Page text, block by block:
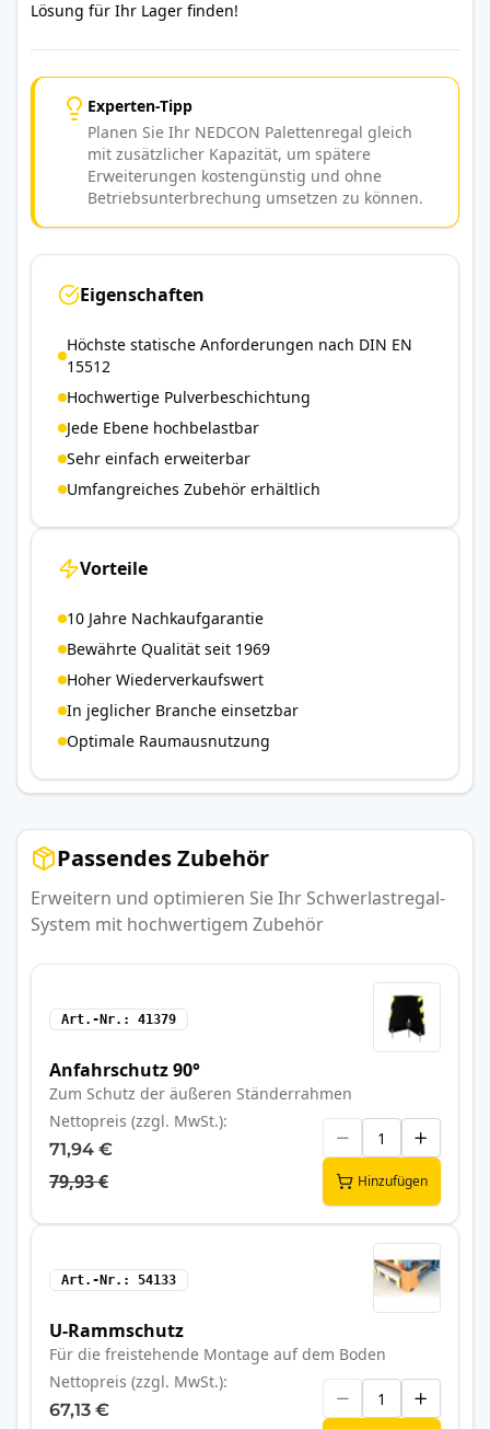
Lösung für Ihr Lager finden!
Experten-Tipp
Planen Sie Ihr NEDCON Palettenregal gleich
mit zusätzlicher Kapazität, um spätere
Erweiterungen kostengünstig und ohne
Betriebsunterbrechung umsetzen zu können.
Eigenschaften
Höchste statische Anforderungen nach DIN EN
15512
Hochwertige Pulverbeschichtung
Jede Ebene hochbelastbar
Sehr einfach erweiterbar
Umfangreiches Zubehör erhältlich
Vorteile
10 Jahre Nachkaufgarantie
Bewährte Qualität seit 1969
Hoher Wiederverkaufswert
In jeglicher Branche einsetzbar
Optimale Raumausnutzung
Passendes Zubehör
Erweitern und optimieren Sie Ihr Schwerlastregal-
System mit hochwertigem Zubehör
Art.-Nr. 41379
Anfahrschutz 90°
Zum Schutz der äußeren Ständerrahmen
Nettopreis (zzgl. MwSt.)
71,94 €
79,93 € Hinzufügen
Art.-Nr. 54133
U-Rammschutz
Für die freistehende Montage auf dem Boden
Nettopreis (zzgl. MwSt.)
67,13 €